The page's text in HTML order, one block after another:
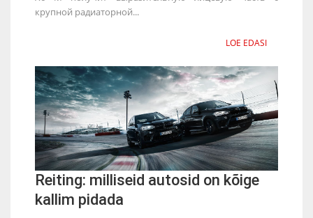
крупной радиаторной...
LOE EDASI
Reiting: milliseid autosid on kõige
kallim pidada